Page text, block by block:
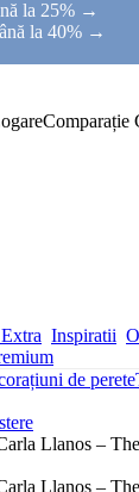
la 25% →
la 40% →
Comparație
Inspiratii
de perete